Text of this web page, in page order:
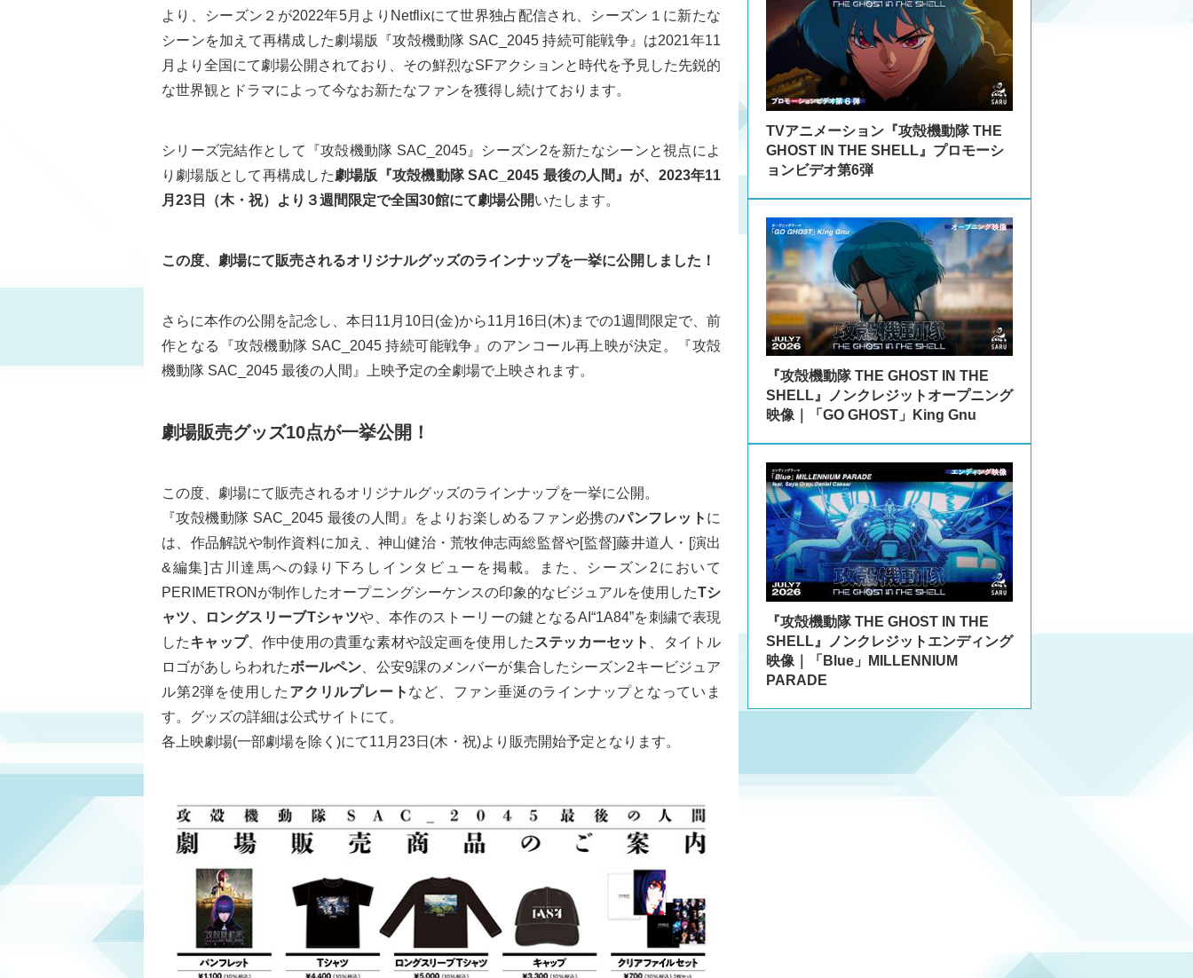
より、シーズン２が2022年5月よりNetflixにて世界独占配信され、シーズン１に新たな
シーンを加えて再構成した劇場版『攻殻機動隊 SAC_2045 持続可能戦争』は2021年11
月より全国にて劇場公開されており、その鮮烈なSFアクションと時代を予見した先鋭的
な世界観とドラマによって今なお新たなファンを獲得し続けております。
シリーズ完結作として『攻殻機動隊 SAC_2045』シーズン2を新たなシーンと視点によ
り劇場版として再構成した劇場版『攻殻機動隊 SAC_2045 最後の人間』が、2023年11
月23日（木・祝）より３週間限定で全国30館にて劇場公開いたします。
この度、劇場にて販売されるオリジナルグッズのラインナップを一挙に公開しました！
さらに本作の公開を記念し、本日11月10日(金)から11月16日(木)までの1週間限定で、前
作となる『攻殻機動隊 SAC_2045 持続可能戦争』のアンコール再上映が決定。『攻殻
機動隊 SAC_2045 最後の人間』上映予定の全劇場で上映されます。
劇場販売グッズ10点が一挙公開！
この度、劇場にて販売されるオリジナルグッズのラインナップを一挙に公開。
『攻殻機動隊 SAC_2045 最後の人間』をよりお楽しめるファン必携のパンフレット に
は、作品解説や制作資料に加え、神山健治・荒牧伸志両総監督や[監督]藤井道人・[演出
&編集]古川達馬への録り下ろしインタビューを掲載。また、シーズン2において
PERIMETRONが制作したオープニングシーケンスの印象的なビジュアルを使用したTシ
ャツ、ロングスリーブTシャツや、本作のストーリーの鍵となるAI“1A84”を刺繍で表現
したキャップ、作中使用の貴重な素材や設定画を使用した ステッカーセット
、タイトル
ロゴがあしらわれたボールペン 、公安9課のメンバーが集合したシーズン2キービジュア
ル第2弾を使用した アクリルプレート など、ファン垂涎のラインナップとなっていま
す。グッズの詳細は公式サイトにて。
各上映劇場(一部劇場を除く)にて11月23日(木・祝)より販売開始予定となります。
TVアニメーション『攻殻機動隊 THE
GHOST IN THE SHELL』プロモーシ
ョンビデオ第6弾
『攻殻機動隊 THE GHOST IN THE
SHELL』ノンクレジットオープニング
映像｜「GO GHOST」King Gnu
『攻殻機動隊 THE GHOST IN THE
SHELL』ノンクレジットエンディング
映像｜「Blue」MILLENNIUM
PARADE